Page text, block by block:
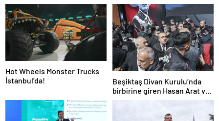
Hot Wheels Monster Trucks
İstanbul’da!
Beşiktaş Divan Kurulu’nda
birbirine giren Hasan Arat ve
Tevfik Yamantürk için ihraç